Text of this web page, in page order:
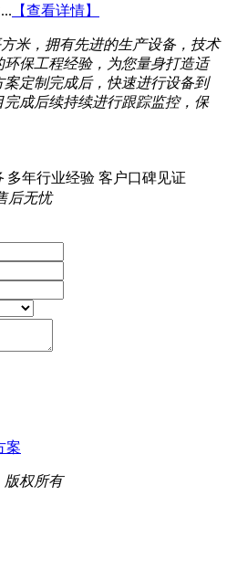
【查看详情】
米，拥有先进的生产设备，技术
环保工程经验，为您量身打造适
案定制完成后，快速进行设备到
完成后续持续进行跟踪监控，保
多年行业经验 客户口碑见证
后无忧
案
版权所有